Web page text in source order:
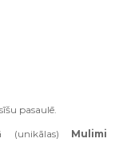
pasaulē.
(unikālas) Mulimi